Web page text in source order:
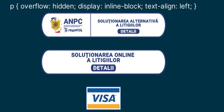
p { overflow: hidden; display: inline-block; text-align: left; }